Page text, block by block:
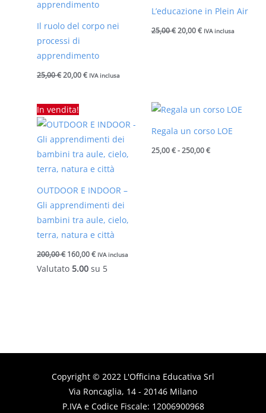
Il ruolo del corpo nei
processi di
apprendimento
25,00€20,00€ IVA inclusa
L’educazione in Plein Air
25,00€ 20,00€ IVA inclusa
In vendita!
OUTDOOR E INDOOR –
Gli apprendimenti dei
bambini tra aule, cielo,
terra, natura e città
200,00€
Il
prezzo
originale
200,00 €.
160,00€
attuale
160,00 €.
IVA inclusa
Valutato 5.00 su 5
Regala un corso LOE
25,00€ - 250,00€
Fascia
di
da
a
Copyright © 2022 L'Officina Educativa Srl
Via Roncaglia, 14 - 20146 Milano
P.IVA e Codice Fiscale: 12006900968